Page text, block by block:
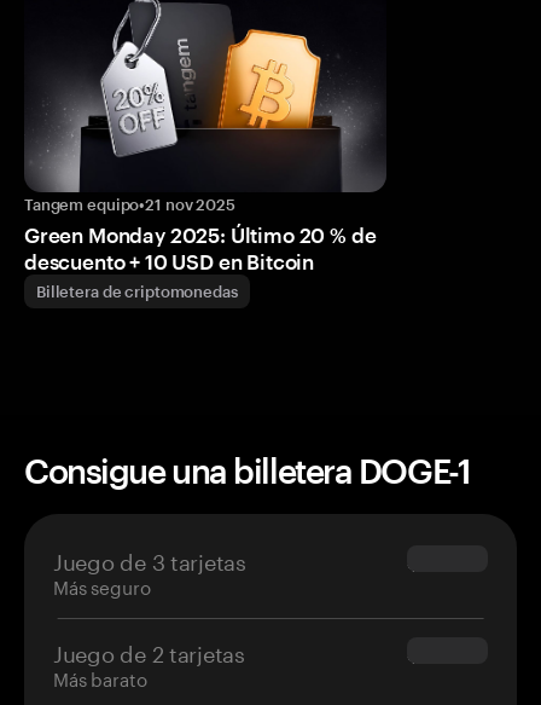
Tangem equipo•21 nov 2025
Green Monday 2025: Último 20 % de
descuento + 10 USD en Bitcoin
Billetera de criptomonedas
Consigue una billetera DOGE-1
Juego de 3 tarjetas
Más seguro
$69.90
Juego de 2 tarjetas
Más barato
$54.90